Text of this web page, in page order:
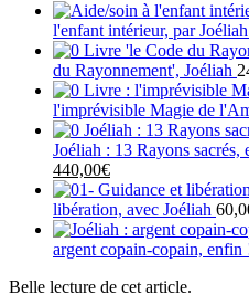
l'enfant intérieur, par Joéliah
du Rayonnement', Joéliah
l'imprévisible Magie de
Joéliah : 13 Rayons sacrés,
Le
prix
initial
était :
480,00€.
440,00€Le
prix
actuel
est :
440,00€.
libération, avec Joéliah
argent copain-copain, enfin
Belle lecture de cet article.